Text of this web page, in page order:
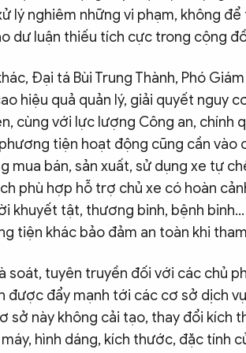
lý nghiêm những vi phạm, không
dư luận thiếu tích cực trong cộng
Đại tá Bùi Trung Thành, Phó
hiệu quả quản lý, giải quyết nguy
cùng với lực lượng Công an, chính
tiện hoạt động cũng cần vào
mua bán, sản xuất, sử dụng xe tự
phù hợp hỗ trợ chủ xe có hoàn
khuyết tật, thương binh, bệnh
tiện khác bảo đảm an toàn khi
soát, tuyên truyền đối với các chủ
được đẩy mạnh tới các cơ sở dịch
sở này không cải tạo, thay đổi kích
hình dáng, kích thước, đặc tính